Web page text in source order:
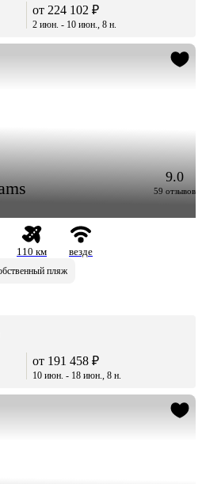
от 224 102 ₽
2 июн. - 10 июн., 8 н.
9.0
59 отзывов
110 км
везде
пляж
от 191 458 ₽
10 июн. - 18 июн., 8 н.